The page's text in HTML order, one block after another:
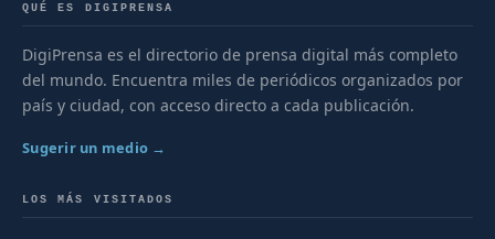
QUÉ ES DIGIPRENSA
DigiPrensa es el directorio de prensa digital más completo
del mundo. Encuentra miles de periódicos organizados por
país y ciudad, con acceso directo a cada publicación.
Sugerir un medio →
LOS MÁS VISITADOS